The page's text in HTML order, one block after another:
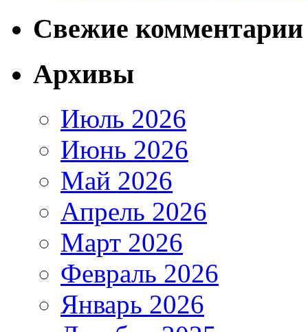
Свежие комментарии
Архивы
Июль 2026
Июнь 2026
Май 2026
Апрель 2026
Март 2026
Февраль 2026
Январь 2026